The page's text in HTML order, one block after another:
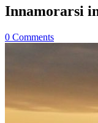
Innamorarsi
0 Comments